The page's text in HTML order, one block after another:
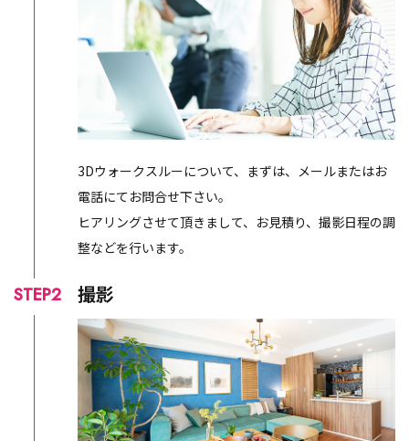
3Dウォークスルーについて、まずは、メールまたはお
電話にてお問合せ下さい。
ヒアリングさせて頂きまして、お見積り、撮影日程の調
整などを行います。
STEP2 撮影